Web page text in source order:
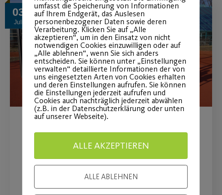
03
Juli
Terminangebot beim
Kinderorthopäden
Am 07. Oktober 2026 von 16 bis 19 Uhr
in der Cnopfschen Kinderklinik.
umfasst die Speicherung von Informationen
auf Ihrem Endgerät, das Auslesen
personenbezogener Daten sowie deren
Verarbeitung. Klicken Sie auf „Alle
akzeptieren“, um in den Einsatz von nicht
notwendigen Cookies einzuwilligen oder auf
„Alle ablehnen“, wenn Sie sich anders
entscheiden. Sie können unter „Einstellungen
verwalten“ detaillierte Informationen der von
uns eingesetzten Arten von Cookies erhalten
und deren Einstellungen aufrufen. Sie können
die Einstellungen jederzeit aufrufen und
Cookies auch nachträglich jederzeit abwählen
(z.B. in der Datenschutzerklärung oder unten
auf unserer Webseite).
ALLE AKZEPTIEREN
ALLE ABLEHNEN